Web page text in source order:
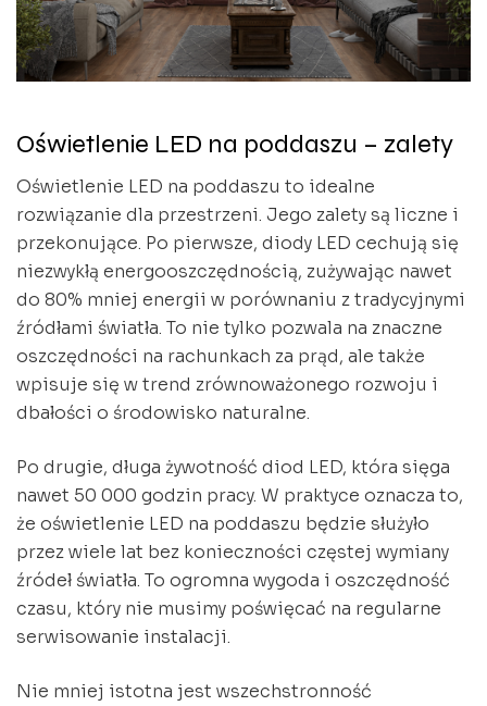
Oświetlenie LED na poddaszu – zalety
Oświetlenie LED na poddaszu to idealne
rozwiązanie dla przestrzeni. Jego zalety są liczne i
przekonujące. Po pierwsze, diody LED cechują się
niezwykłą energooszczędnością, zużywając nawet
do 80% mniej energii w porównaniu z tradycyjnymi
źródłami światła. To nie tylko pozwala na znaczne
oszczędności na rachunkach za prąd, ale także
wpisuje się w trend zrównoważonego rozwoju i
dbałości o środowisko naturalne.
Po drugie, długa żywotność diod LED, która sięga
nawet 50 000 godzin pracy. W praktyce oznacza to,
że oświetlenie LED na poddaszu będzie służyło
przez wiele lat bez konieczności częstej wymiany
źródeł światła. To ogromna wygoda i oszczędność
czasu, który nie musimy poświęcać na regularne
serwisowanie instalacji.
Nie mniej istotna jest wszechstronność